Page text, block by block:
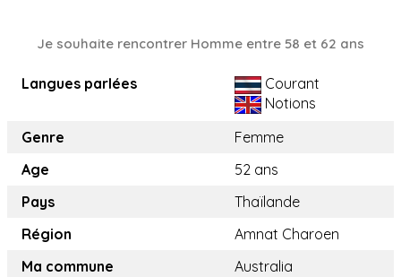
Je souhaite rencontrer Homme entre 58 et 62 ans
Langues parlées
Courant
Notions
Genre
Femme
Age
52 ans
Pays
Thaïlande
Région
Amnat Charoen
Ma commune
Australia